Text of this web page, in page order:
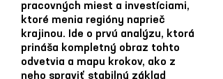
pracovných miest a investíciami,
ktoré menia regióny naprieč
krajinou. Ide o prvú analýzu, ktorá
prináša kompletný obraz tohto
odvetvia a mapu krokov, ako z
neho spraviť stabilný základ